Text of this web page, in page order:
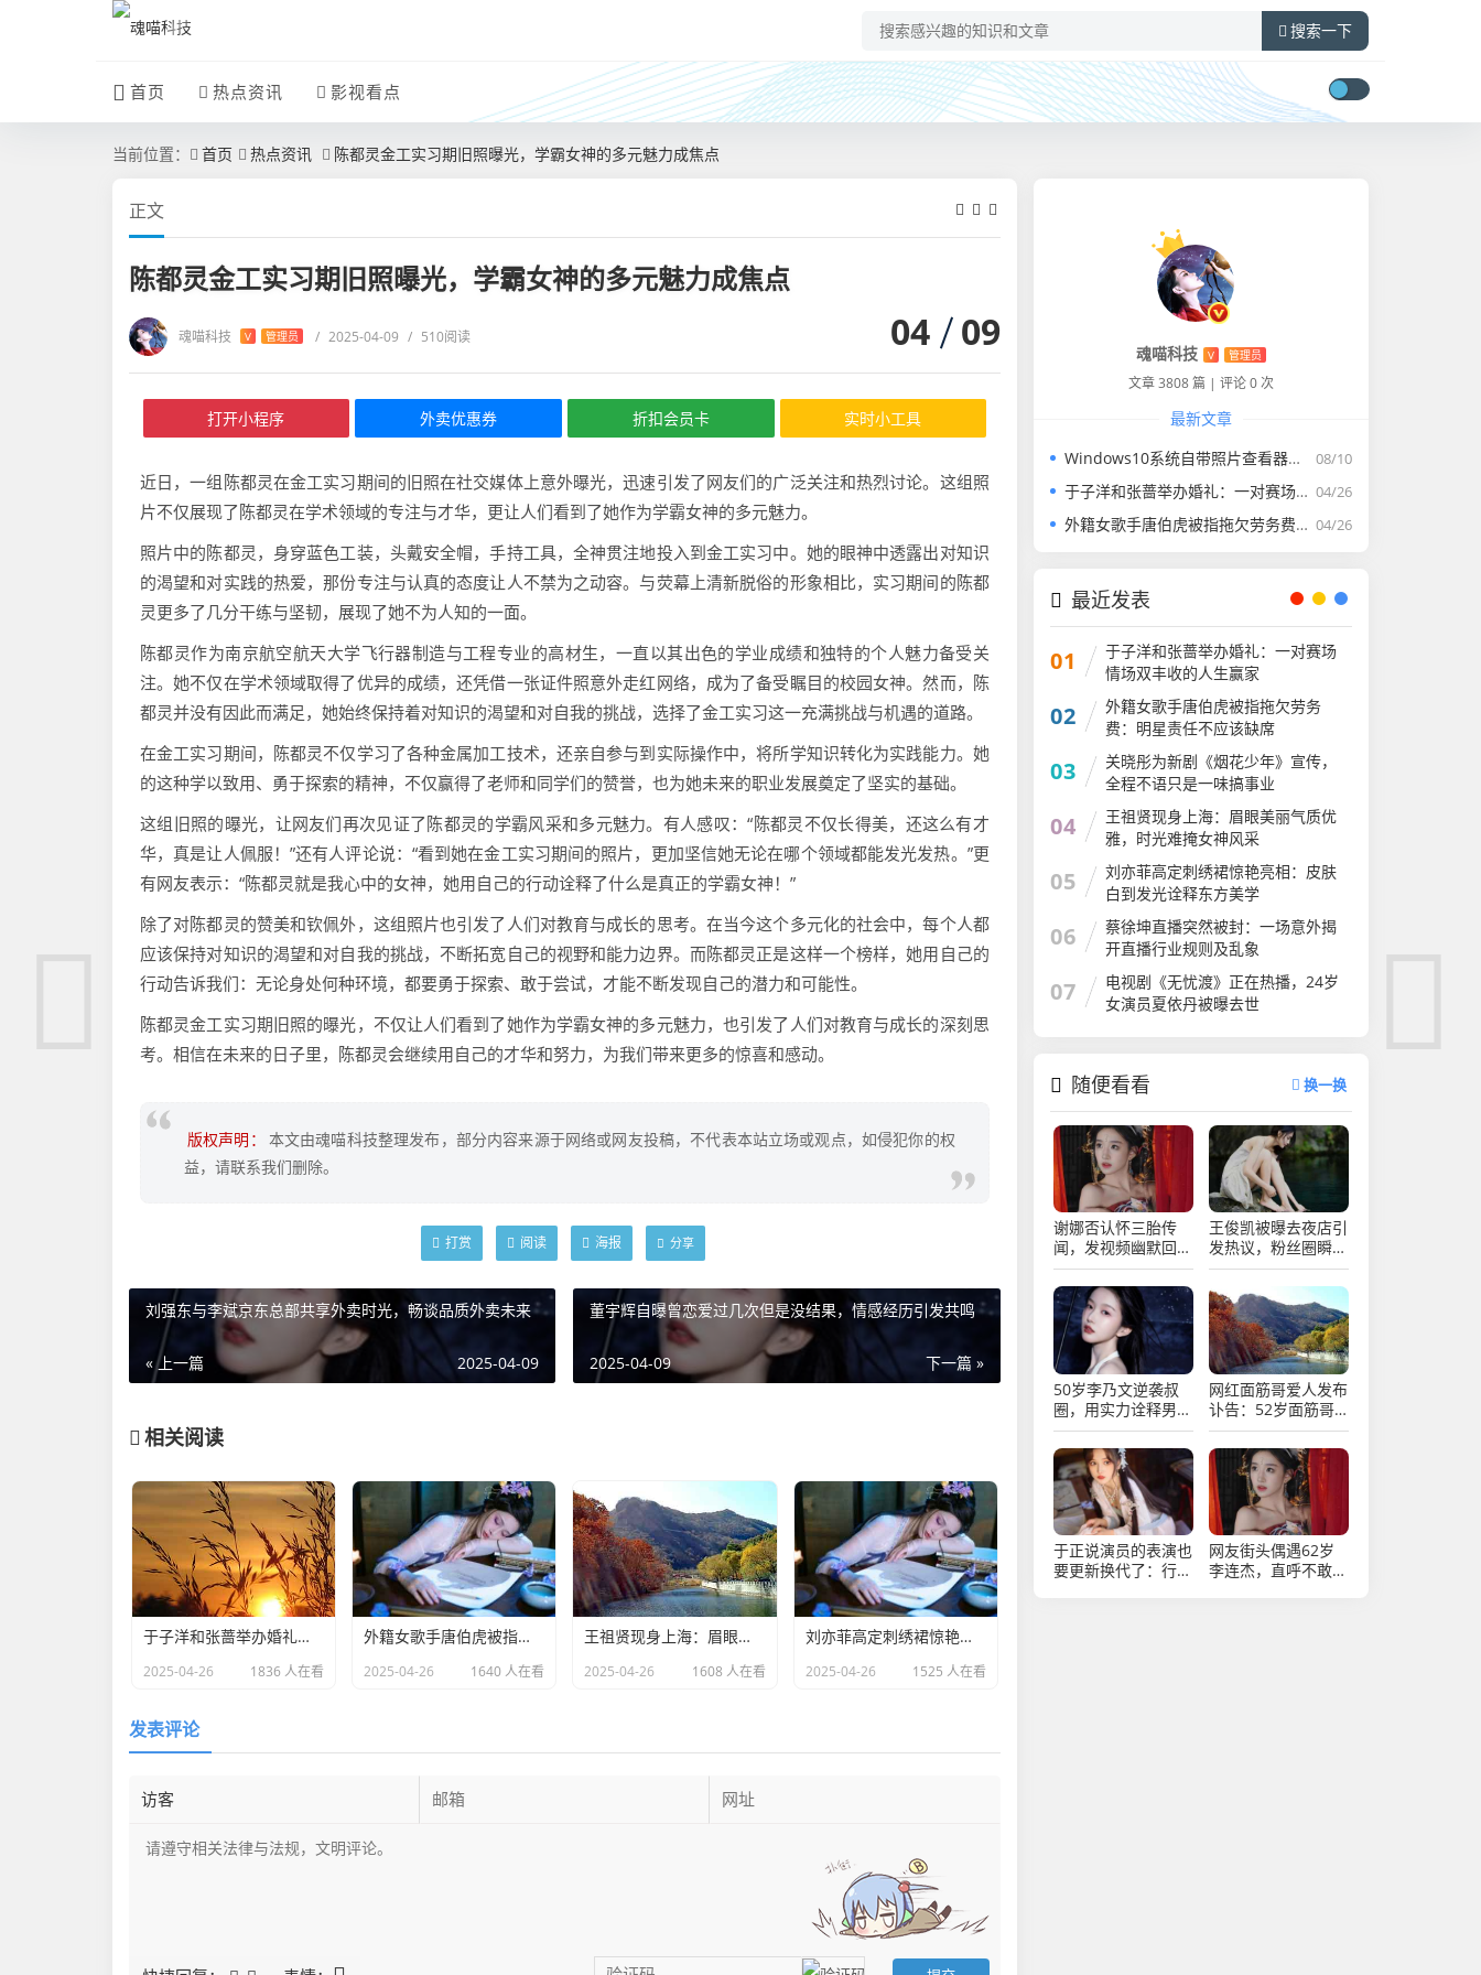
搜索一下
首页 热点资讯 影视看点
当前位置： 首页 热点资讯 陈都灵金工实习期旧照曝光，学霸女神的多元魅力成焦点
正文
陈都灵金工实习期旧照曝光，学霸女神的多元魅力成焦点
魂喵科技 V 管理员 / 2025-04-09 / 510阅读 04 09
打开小程序 外卖优惠券 折扣会员卡 实时小工具
近日，一组陈都灵在金工实习期间的旧照在社交媒体上意外曝光，迅速引发了网友们的广泛关注和热烈讨论。这组照
片不仅展现了陈都灵在学术领域的专注与才华，更让人们看到了她作为学霸女神的多元魅力。
照片中的陈都灵，身穿蓝色工装，头戴安全帽，手持工具，全神贯注地投入到金工实习中。她的眼神中透露出对知识
的渴望和对实践的热爱，那份专注与认真的态度让人不禁为之动容。与荧幕上清新脱俗的形象相比，实习期间的陈都
灵更多了几分干练与坚韧，展现了她不为人知的一面。
陈都灵作为南京航空航天大学飞行器制造与工程专业的高材生，一直以其出色的学业成绩和独特的个人魅力备受关
注。她不仅在学术领域取得了优异的成绩，还凭借一张证件照意外走红网络，成为了备受瞩目的校园女神。然而，陈
都灵并没有因此而满足，她始终保持着对知识的渴望和对自我的挑战，选择了金工实习这一充满挑战与机遇的道路。
在金工实习期间，陈都灵不仅学习了各种金属加工技术，还亲自参与到实际操作中，将所学知识转化为实践能力。她
的这种学以致用、勇于探索的精神，不仅赢得了老师和同学们的赞誉，也为她未来的职业发展奠定了坚实的基础。
这组旧照的曝光，让网友们再次见证了陈都灵的学霸风采和多元魅力。有人感叹：“陈都灵不仅长得美，还这么有才
华，真是让人佩服！”还有人评论说：“看到她在金工实习期间的照片，更加坚信她无论在哪个领域都能发光发热。”更
有网友表示：“陈都灵就是我心中的女神，她用自己的行动诠释了什么是真正的学霸女神！”
除了对陈都灵的赞美和钦佩外，这组照片也引发了人们对教育与成长的思考。在当今这个多元化的社会中，每个人都
应该保持对知识的渴望和对自我的挑战，不断拓宽自己的视野和能力边界。而陈都灵正是这样一个榜样，她用自己的
行动告诉我们：无论身处何种环境，都要勇于探索、敢于尝试，才能不断发现自己的潜力和可能性。
陈都灵金工实习期旧照的曝光，不仅让人们看到了她作为学霸女神的多元魅力，也引发了人们对教育与成长的深刻思
考。相信在未来的日子里，陈都灵会继续用自己的才华和努力，为我们带来更多的惊喜和感动。
版权声明：
本文由魂喵科技整理发布，部分内容来源于网络或网友投稿，不代表本站立场或观点，如侵犯你的权
益，请联系我们删除。
打赏 阅读 海报 分享
刘强东与李斌京东总部共享外卖时光，畅谈品质外卖未来
« 上一篇 2025-04-09
董宇辉自曝曾恋爱过几次但是没结果，情感经历引发共鸣
下一篇 »
2025-04-09
相关阅读
于子洋和张蔷举办婚礼：一对赛场情场双丰收的人生赢家​
2025-04-26 1836 人在看
外籍女歌手唐伯虎被指拖欠劳务费：明星责任不应该缺席​
2025-04-26 1640 人在看
王祖贤现身上海：眉眼美丽气质优雅，时光难掩女神风采
2025-04-26 1608 人在看
​刘亦菲高定刺绣裙惊艳亮相：皮肤白到发光诠释东方美学​
2025-04-26 1525 人在看
发表评论
魂喵科技 V 管理员
文章 3808 篇 | 评论 0 次
最新文章
08/10
Windows10系统自带照片查看器没有了怎么找回
04/26
于子洋和张蔷举办婚礼：一对赛场情场双丰收的人生赢家​
04/26
外籍女歌手唐伯虎被指拖欠劳务费：明星责任不应该缺席​
最近发表
01
于子洋和张蔷举办婚礼：一对赛场
情场双丰收的人生赢家​
02
外籍女歌手唐伯虎被指拖欠劳务
费：明星责任不应该缺席​
03
关晓彤为新剧《烟花少年》宣传，
全程不语只是一味搞事业
04
王祖贤现身上海：眉眼美丽气质优
雅，时光难掩女神风采
05
​刘亦菲高定刺绣裙惊艳亮相：皮肤
白到发光诠释东方美学​
06
蔡徐坤直播突然被封：一场意外揭
开直播行业规则​及乱象
07
电视剧《无忧渡》正在热播，24岁
女演员夏依丹被曝去世
随便看看 换一换
谢娜否认怀三胎传
闻，发视频幽默回
应，网友热议不断
王俊凯被曝去夜店引
发热议，粉丝圈瞬间
炸锅乱成一锅粥
50岁李乃文逆袭叔
圈，用实力诠释男演
员的魅力与坚持
网红面筋哥爱人发布
讣告：52岁面筋哥
因病于凌晨去世
于正说演员的表演也
要更新换代了：行业
网友街头偶遇62岁
李连杰，直呼不敢